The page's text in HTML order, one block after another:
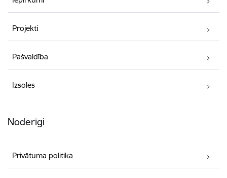
Projekti
Pašvaldība
Izsoles
Noderīgi
Privātuma politika